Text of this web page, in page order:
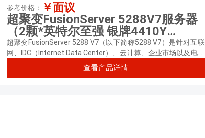
参考价格： ￥面议
超聚变FusionServer 5288V7服务器
（2颗*英特尔至强 银牌4410Y
2.0GHz 二十四核心丨128GB 内存丨
2块*960GB 固态硬盘+20块*10TB 企
业级硬盘丨9560-8i 阵列卡丨1500W
双电源丨三年质保）
超聚变FusionServer 5288 V7（以下简称5288 V7）是针对互联
网、IDC（Internet Data Center）、云计算、企业市场以及电信
业务应用等需求，推出的具有广泛用途的新一代4U2路机架服务
查看产品详情